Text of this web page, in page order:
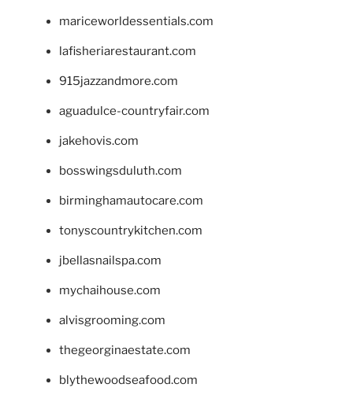
mariceworldessentials.com
lafisheriarestaurant.com
915jazzandmore.com
aguadulce-countryfair.com
jakehovis.com
bosswingsduluth.com
birminghamautocare.com
tonyscountrykitchen.com
jbellasnailspa.com
mychaihouse.com
alvisgrooming.com
thegeorginaestate.com
blythewoodseafood.com